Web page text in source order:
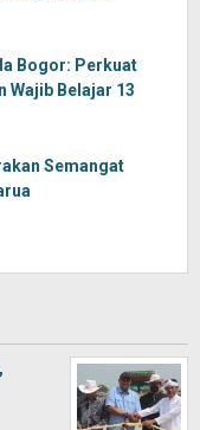
Bogor: Perkuat
Wajib Belajar 13
Semangat